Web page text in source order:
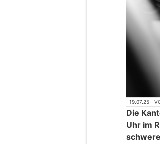
19.07.25
Die
Uhr im